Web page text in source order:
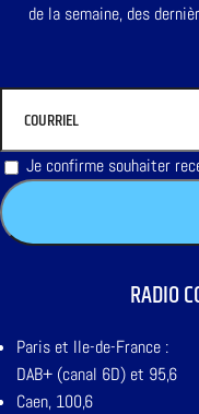
de la semaine, des
Je confirme souhaiter
RADIO
Paris et Ile-de-France :
DAB+ (canal 6D) et 95,6
Caen, 100,6